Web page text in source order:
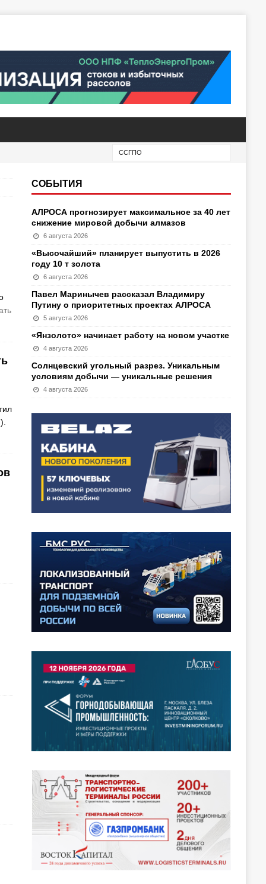
СОБЫТИЯ
АЛРОСА прогнозирует максимальное за 40 лет
снижение мировой добычи алмазов
6 августа 2026
«Высочайший» планирует выпустить в 2026
году 10 т золота
6 августа 2026
Павел Маринычев рассказал Владимиру
Путину о приоритетных проектах АЛРОСА
5 августа 2026
«Янзолото» начинает работу на новом участке
4 августа 2026
Солнцевский угольный разрез. Уникальным
условиям добычи — уникальные решения
4 августа 2026